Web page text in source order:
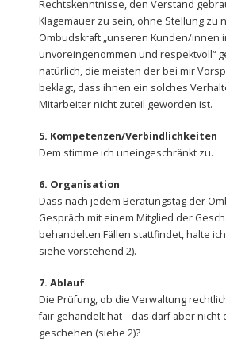
Rechtskenntnisse, den Verstand
Klagemauer zu sein, ohne Stellung zu
Ombudskraft „unseren Kunden/innen
unvoreingenommen und respektvoll“
natürlich, die meisten der bei mir
beklagt, dass ihnen ein solches
Mitarbeiter nicht zuteil geworden ist.
5. Kompetenzen/Verbindlichkeiten
Dem stimme ich uneingeschränkt zu.
6. Organisation
Dass nach jedem Beratungstag der
Gespräch mit einem Mitglied der
behandelten Fällen stattfindet, halte
siehe vorstehend 2).
7. Ablauf
Die Prüfung, ob die Verwaltung
fair gehandelt hat – das darf aber
geschehen (siehe 2)?